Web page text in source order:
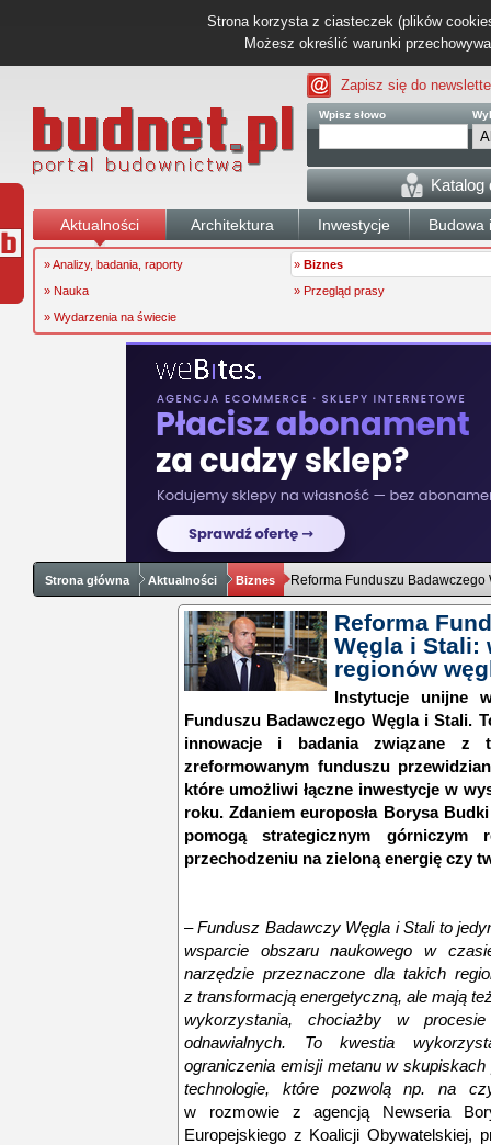
Strona korzysta z ciasteczek (plików
Możesz określić warunki
Zapisz się do
Wpisz słowo
Katalog
Aktualności Architektura Inwestycje Budowa
» Analizy, badania, raporty » Biznes
» Nauka
» Przegląd prasy
» Wydarzenia na świecie
Strona główna Aktualności Biznes Reforma Funduszu
Reforma
Węgla i Stali:
regionów
Instytucje unijne
Funduszu Badawczego Węgla i Stali.
innowacje i badania związane z
zreformowanym funduszu
które umożliwi łączne inwestycje w
roku. Zdaniem europosła Borysa
pomogą strategicznym
przechodzeniu na zieloną energię czy
–Fundusz Badawczy Węgla i Stali to
wsparcie obszaru naukowego w
narzędzie przeznaczone dla takich
z transformacją energetyczną, ale mają
wykorzystania, chociażby w
odnawialnych. To kwestia
ograniczenia emisji metanu w
technologie, które pozwolą np. na
w rozmowie z agencją Newseria
Europejskiego z Koalicji Obywatelskiej,